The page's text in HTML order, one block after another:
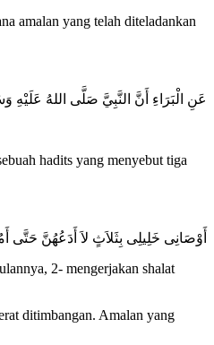
amalan yang telah diteladankan
عَنِ ‌الْبَرَاءِ أَنَّ النَّبِيَّ صَلَّى اللهُ عَلَيْهِ
hadits yang menyebut tiga
أَوْصَانِى خَلِيلِى بِثَلاَثٍ لاَ أَدَعُهُنَّ
2- mengerjakan shalat
ditimbangan. Amalan yang